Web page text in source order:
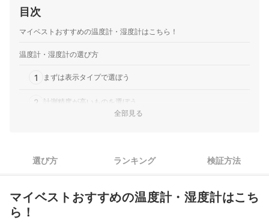
目次
マイベストおすすめの温度計・湿度計はこちら！
温度計・湿度計の選び方
1 まずは表示タイプで選ぼう
2 計測精度が高いものを選ぼう
4
温度計・湿度計はどこに置くべき？場所に合わせて、設置方法
を確認しよう
必要に応じて機能を確認しよう
温度計・湿度計全44商品おすすめ人気ランキング
全部見る
選び方 ランキング 検証方法
マイベストおすすめの温度計・湿度計はこち
ら！